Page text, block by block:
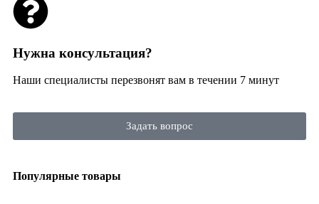
Нужна консультация?
Наши специалисты перезвонят вам в течении 7 минут
Задать вопрос
Популярные товары